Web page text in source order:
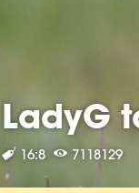
LadyG
16:8 7118129